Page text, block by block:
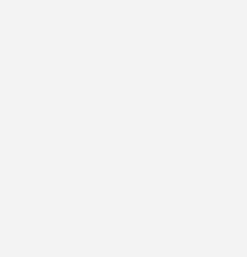
Kein Problem mit dem
erhalten Sie regelmäßig von uns
und Neuigkeiten, gebündelt und
Postfach.
Newsletter bin ich damit einverstanden, über